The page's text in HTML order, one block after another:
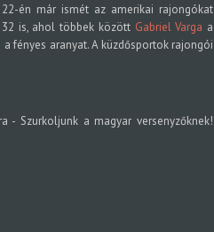
én már ismét az amerikai rajongókat
32 is, ahol többek között Gabriel Varga a
fényes aranyat. A küzdősportok rajongói
- Szurkoljunk a magyar versenyzőknek!